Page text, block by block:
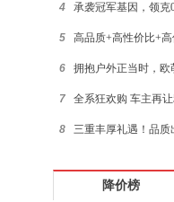
4 承袭冠军基因，领克
5 高品质+高性价比+
6 拥抱户外正当时，
7 全系狂欢购 车主再
8 三重丰厚礼遇！品质
领航混动时代，广
降价榜